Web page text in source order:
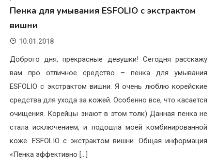
Пенка для умывания ESFOLIO с экстрактом
вишни
10.01.2018
Доброго дня, прекрасные девушки! Сегодня расскажу
вам про отличное средство – пенка для умывания
ESFOLIO с экстрактом вишни. Я очень люблю корейские
средства для ухода за кожей. Особенно все, что касается
очищения. Корейцы знают в этом толк) Данная пенка не
стала исключением, и подошла моей комбинированной
коже. ESFOLIO с экстрактом вишни. Общая информация
«Пенка эффективно […]